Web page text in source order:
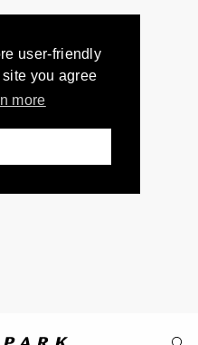
user-friendly
you agree
more